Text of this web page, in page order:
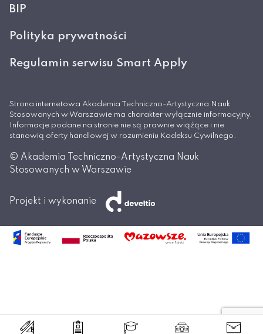
BIP
Polityka prywatności
Regulamin serwisu Smart Apply
Strona internetowa Akademia Techniczno-Artystyczna Nauk
Stosowanych w Warszawie ma charakter wyłącznie informacyjny.
Informacje podane na stronie nie są prawnie wiążące i nie
stanowią oferty handlowej w rozumieniu Kodeksu Cywilnego.
© Akademia Techniczno-Artystyczna Nauk
Stosowanych w Warszawie
Projekt i wykonanie